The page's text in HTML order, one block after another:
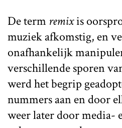
De term remixis
muziek afkomstig, en
onafhankelijk
verschillende sporen
werd het begrip
nummers aan en door
weer later door media-